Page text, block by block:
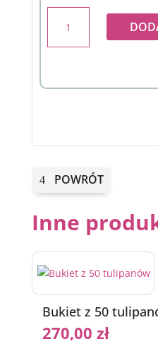
Stroik
wielkanocny
POWRÓT
Inne
Bukiet z 50
270,00 zł